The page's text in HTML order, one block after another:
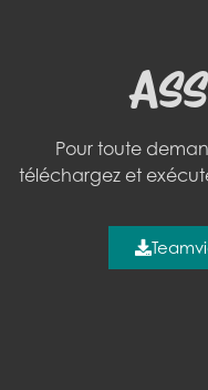
Pour toute
téléchargez et